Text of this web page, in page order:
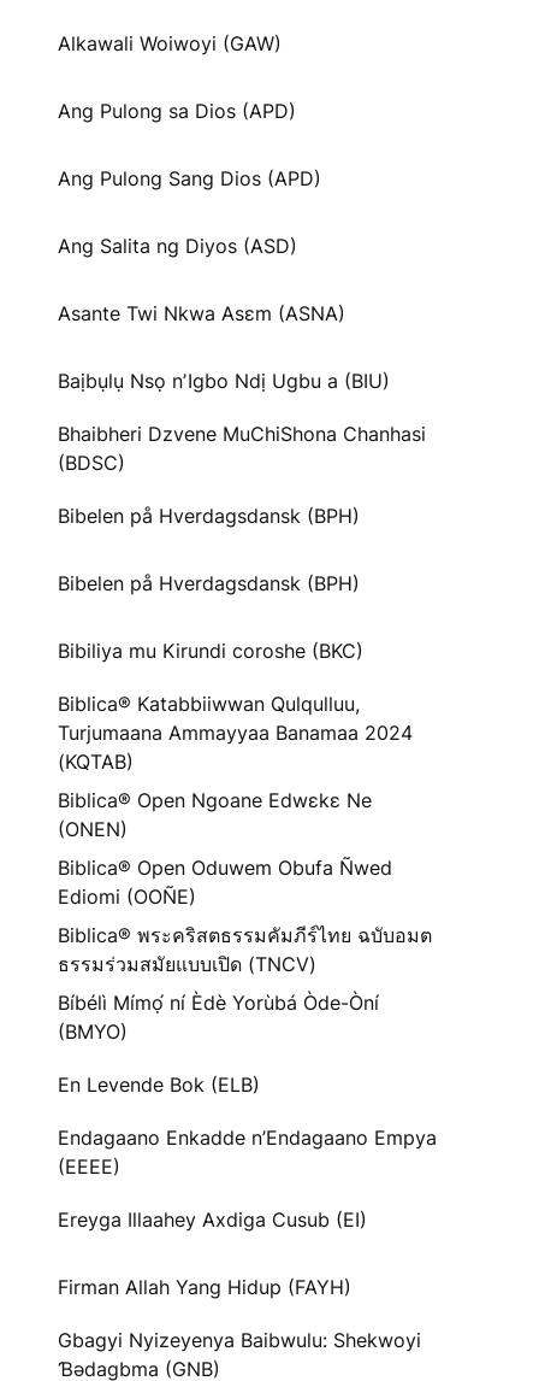
Alkawali Woiwoyi (GAW)
Ang Pulong sa Dios (APD)
Ang Pulong Sang Dios (APD)
Ang Salita ng Diyos (ASD)
Asante Twi Nkwa Asɛm (ASNA)
Baịbụlụ Nsọ nʼIgbo Ndị Ugbu a (BIU)
Bhaibheri Dzvene MuChiShona Chanhasi
(BDSC)
Bibelen på Hverdagsdansk (BPH)
Bibelen på Hverdagsdansk (BPH)
Bibiliya mu Kirundi coroshe (BKC)
Biblica® Katabbiiwwan Qulqulluu,
Turjumaana Ammayyaa Banamaa 2024
(KQTAB)
Biblica® Open Ngoane Edwɛkɛ Ne
(ONEN)
Biblica® Open Oduwem Obufa Ñwed
Ediomi (OOÑE)
Biblica® พระคริสตธรรมคัมภีร์ไทย ฉบับอมต
ธรรมร่วมสมัยแบบเปิด (TNCV)
Bíbélì Mímọ́ ní Èdè Yorùbá Òde-Òní
(BMYO)
En Levende Bok (ELB)
Endagaano Enkadde n’Endagaano Empya
(EEEE)
Ereyga Illaahey Axdiga Cusub (EI)
Firman Allah Yang Hidup (FAYH)
Gbagyi Nyizeyenya Baibwulu: Shekwoyi
Ɓədagbma (GNB)